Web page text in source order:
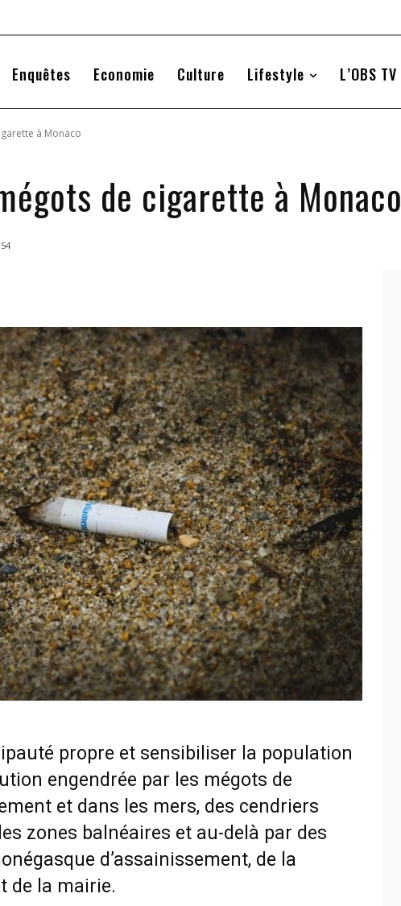
Enquêtes Economie Culture Lifestyle L’OBS TV
à Monaco
de cigarette à Monaco
propre et sensibiliser la population
engendrée par les mégots de
et dans les mers, des cendriers
zones balnéaires et au-delà par des
d’assainissement, de la
de la mairie.